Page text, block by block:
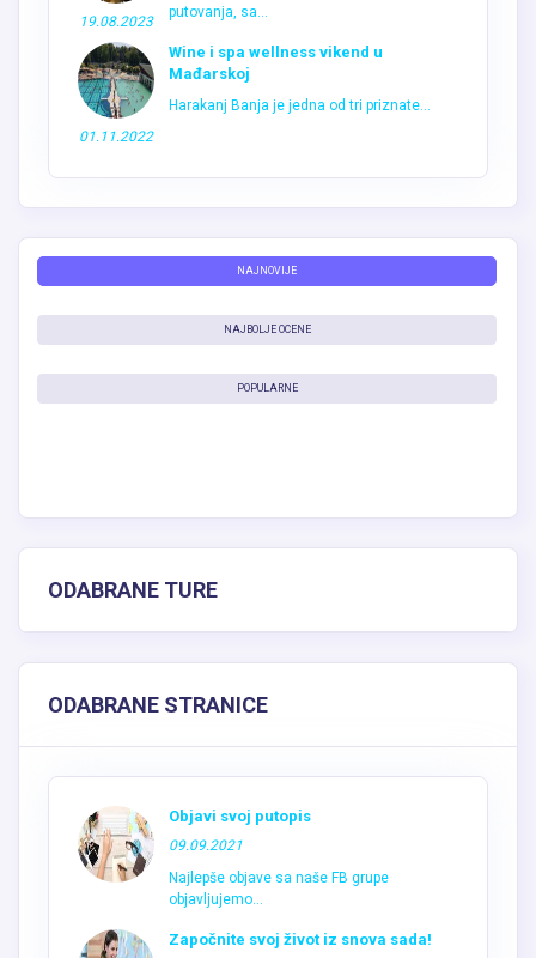
19.08.2023
putovanja, sa...
01.11.2022
Wine i spa wellness vikend u
Mađarskoj
Harakanj Banja je jedna od tri priznate...
NAJNOVIJE
NAJBOLJE OCENE
POPULARNE
ODABRANE TURE
ODABRANE STRANICE
Objavi svoj putopis
09.09.2021
Najlepše objave sa naše FB grupe
objavljujemo...
Započnite svoj život iz snova sada!